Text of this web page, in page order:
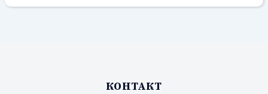
КОНТАКТ